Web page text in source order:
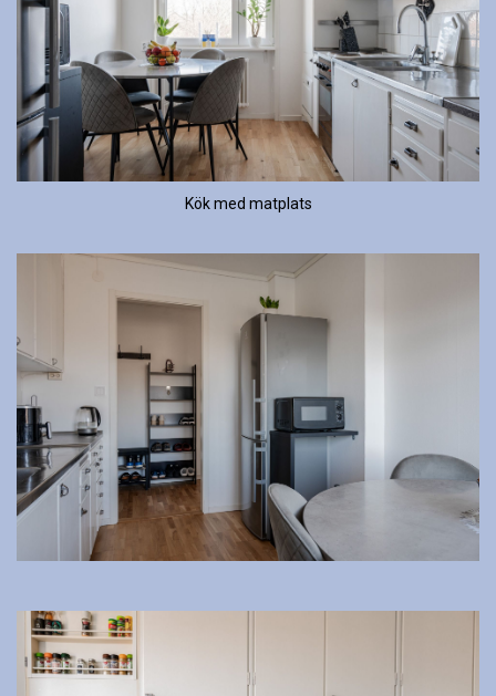
Kök med matplats